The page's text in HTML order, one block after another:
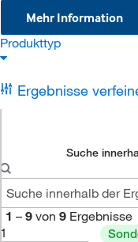
Mehr Information
Produkttyp
Ergebnisse
Suche
1 – 9 von 9 Ergebnisse
1